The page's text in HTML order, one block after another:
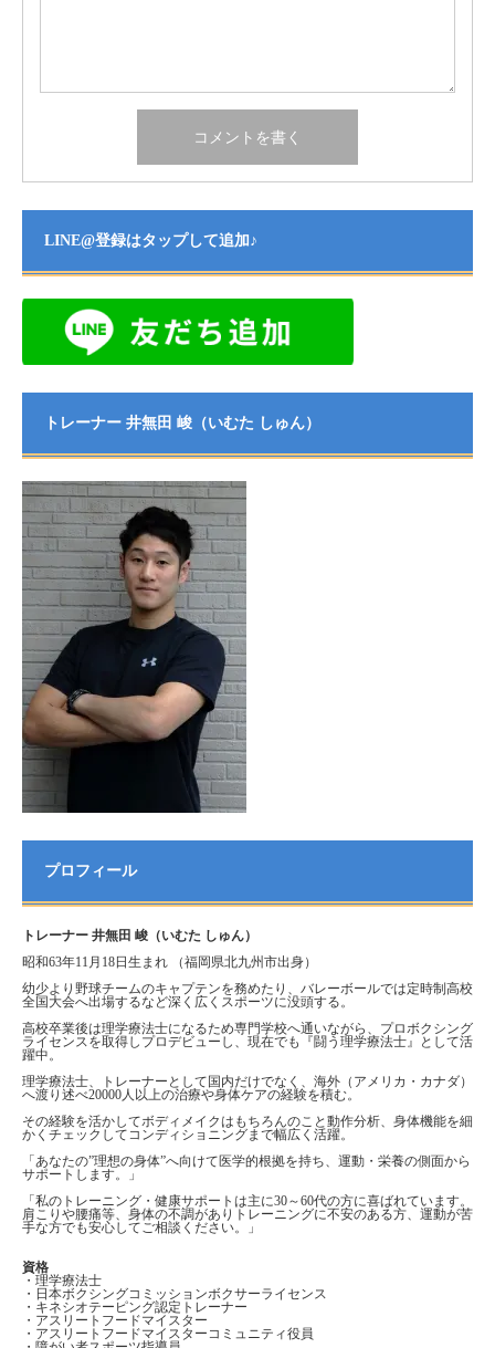
LINE@登録はタップして追加♪
トレーナー 井無田 峻（いむた しゅん）
プロフィール
トレーナー 井無田 峻（いむた しゅん）
昭和63年11月18日生まれ （福岡県北九州市出身）
幼少より野球チームのキャプテンを務めたり、バレーボールでは定時制高校
全国大会へ出場するなど深く広くスポーツに没頭する。
高校卒業後は理学療法士になるため専門学校へ通いながら、プロボクシング
ライセンスを取得しプロデビューし、現在でも『闘う理学療法士』として活
躍中。
理学療法士、トレーナーとして国内だけでなく、海外（アメリカ・カナダ）
へ渡り述べ20000人以上の治療や身体ケアの経験を積む。
その経験を活かしてボディメイクはもちろんのこと動作分析、身体機能を細
かくチェックしてコンディショニングまで幅広く活躍。
「あなたの”理想の身体”へ向けて医学的根拠を持ち、運動・栄養の側面から
サポートします。」
「私のトレーニング・健康サポートは主に30～60代の方に喜ばれています。
肩こりや腰痛等、身体の不調がありトレーニングに不安のある方、運動が苦
手な方でも安心してご相談ください。」
資格
・理学療法士
・日本ボクシングコミッションボクサーライセンス
・キネシオテーピング認定トレーナー
・アスリートフードマイスター
・アスリートフードマイスターコミュニティ役員